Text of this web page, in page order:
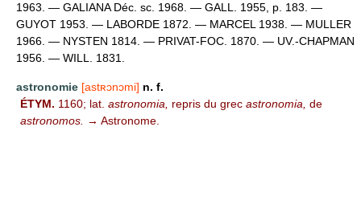
1963. — GALIANA Déc. sc. 1968. — GALL. 1955, p. 183. —
GUYOT 1953. — LABORDE 1872. — MARCEL 1938. — MULLER
1966. — NYSTEN 1814. — PRIVAT-FOC. 1870. — UV.-CHAPMAN
1956. — WILL. 1831.
astronomie [astʀɔnɔmi] n. f.
ÉTYM. 1160; lat. astronomia, repris du grec astronomia, de
astronomos. → Astronome.